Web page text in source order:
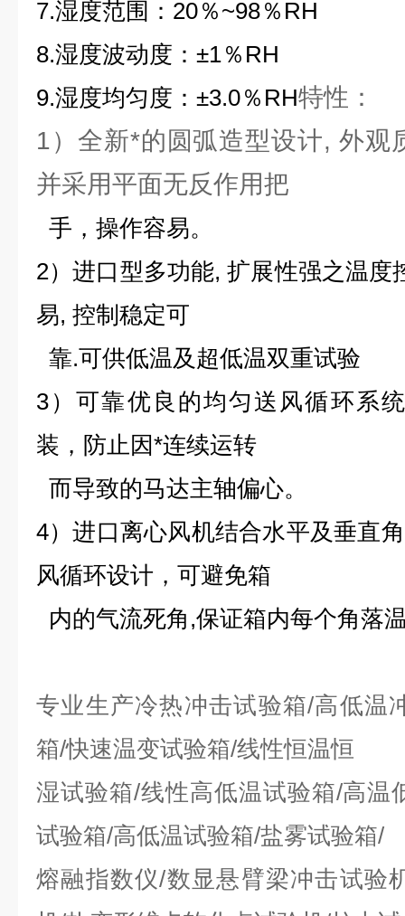
7.湿度范围：20％~98％RH
8.湿度波动度：±1％RH
9.湿度均匀度：±3.0％RH特性：
1）全新*的圆弧造型设计, 外观
并采用平面无反作用把
手，操作容易。
2）进口型多功能, 扩展性强之温度
易, 控制稳定可
靠.可供低温及超低温双重试验
3）可靠优良的均匀送风循环系
装，防止因*连续运转
而导致的马达主轴偏心。
4）进口离心风机结合水平及垂直
风循环设计，可避免箱
内的气流死角,保证箱内每个角落
专业生产冷热冲击试验箱/高低温
箱/快速温变试验箱/线性恒温恒
湿试验箱/线性高低温试验箱/高温
试验箱/高低温试验箱/盐雾试验箱/
熔融指数仪/数显悬臂梁冲击试验